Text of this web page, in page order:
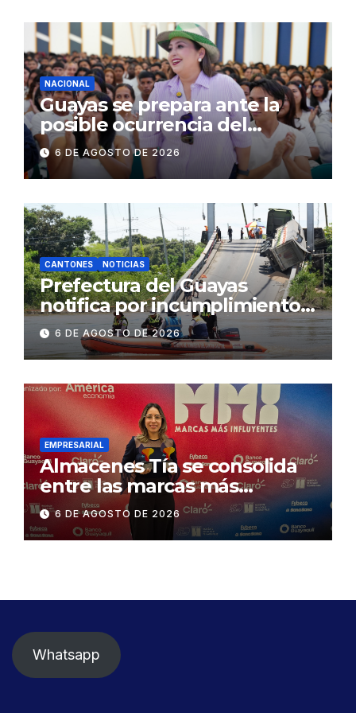
comerciales y de
concurrencia
NACIONAL
Guayas se prepara ante la
posible ocurrencia del
fenómeno de El Niño:
Gobierno Nacional capacita a
2.500 jóvenes
6 DE AGOSTO DE 2026
CANTONES NOTICIAS
Prefectura del Guayas
notifica por incumplimiento
contractual a la
Concesionaria CONORTE y
exige celeridad en
desmontaje del puente
Gonzalo Icaza Cornejo, en
Daule
6 DE AGOSTO DE 2026
EMPRESARIAL
Almacenes Tía se consolida
entre las marcas más
influyentes del Ecuador
6 DE AGOSTO DE 2026
Whatsapp